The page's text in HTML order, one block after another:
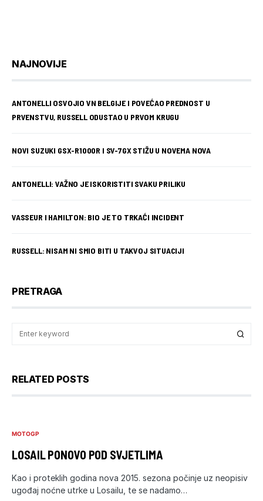
NAJNOVIJE
ANTONELLI OSVOJIO VN BELGIJE I POVEĆAO PREDNOST U
PRVENSTVU, RUSSELL ODUSTAO U PRVOM KRUGU
NOVI SUZUKI GSX-R1000R I SV-7GX STIŽU U NOVEMA NOVA
ANTONELLI: VAŽNO JE ISKORISTITI SVAKU PRILIKU
VASSEUR I HAMILTON: BIO JE TO TRKAĆI INCIDENT
RUSSELL: NISAM NI SMIO BITI U TAKVOJ SITUACIJI
PRETRAGA
RELATED POSTS
MOTOGP
LOSAIL PONOVO POD SVJETLIMA
Kao i proteklih godina nova 2015. sezona počinje uz neopisiv
ugođaj noćne utrke u Losailu, te se nadamo…